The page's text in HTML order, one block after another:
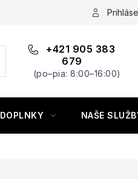
+421 905 383
679
(po–pia: 8:00–16:00)
DOPLNKY NAŠE